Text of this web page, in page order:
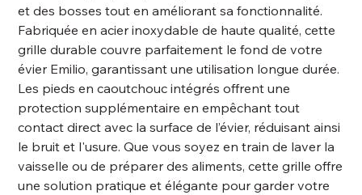
et des bosses tout en améliorant sa fonctionnalité.
Fabriquée en acier inoxydable de haute qualité, cette
grille durable couvre parfaitement le fond de votre
évier Emilio, garantissant une utilisation longue durée.
Les pieds en caoutchouc intégrés offrent une
protection supplémentaire en empêchant tout
contact direct avec la surface de l’évier, réduisant ainsi
le bruit et l'usure. Que vous soyez en train de laver la
vaisselle ou de préparer des aliments, cette grille offre
une solution pratique et élégante pour garder votre